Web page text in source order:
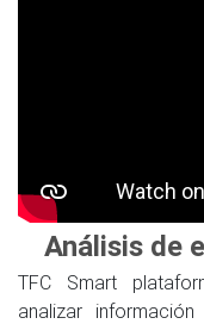
Análisis de
TFC Smart
analizar